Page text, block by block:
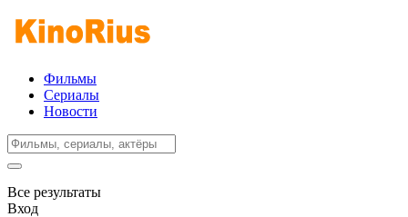
Фильмы
Сериалы
Новости
Все результаты
Вход